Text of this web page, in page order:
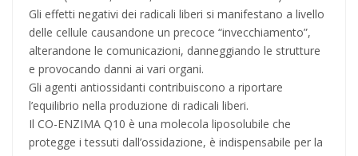
Gli effetti negativi dei radicali liberi si manifestano a livello
delle cellule causandone un precoce “invecchiamento”,
alterandone le comunicazioni, danneggiando le strutture
e provocando danni ai vari organi.
Gli agenti antiossidanti contribuiscono a riportare
l’equilibrio nella produzione di radicali liberi.
Il CO-ENZIMA Q10 è una molecola liposolubile che
protegge i tessuti dall’ossidazione, è indispensabile per la